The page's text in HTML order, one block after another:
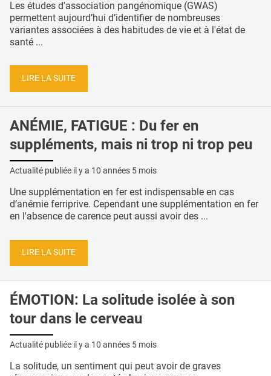
Les études d'association pangénomique (GWAS)
permettent aujourd’hui d’identifier de nombreuses
variantes associées à des habitudes de vie et à l'état de
santé ...
LIRE LA SUITE
ANÉMIE, FATIGUE : Du fer en
suppléments, mais ni trop ni trop peu
Actualité publiée il y a 10 années 5 mois
Une supplémentation en fer est indispensable en cas
d’anémie ferriprive. Cependant une supplémentation en fer
en l'absence de carence peut aussi avoir des ...
LIRE LA SUITE
ÉMOTION: La solitude isolée à son
tour dans le cerveau
Actualité publiée il y a 10 années 5 mois
La solitude, un sentiment qui peut avoir de graves